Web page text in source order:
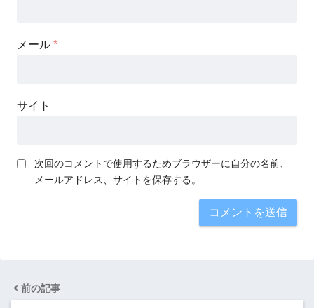
メール *
サイト
次回のコメントで使用するためブラウザーに自分の名前、
メールアドレス、サイトを保存する。
前の記事